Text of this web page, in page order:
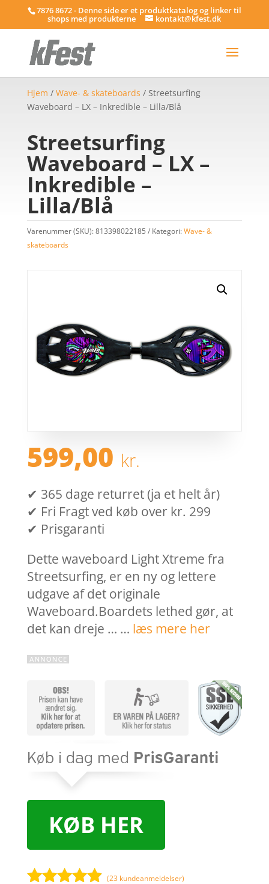
7876 8672 - Denne side er et produktkatalog og linker til
shops med produkterne kontakt@kfest.dk
Hjem / Wave- & skateboards / Streetsurfing
Waveboard – LX – Inkredible – Lilla/Blå
Streetsurfing
Waveboard – LX –
Inkredible –
Lilla/Blå
Varenummer (SKU):813398022185 Kategori:Wave- &
skateboards
599,00 kr.
✔ 365 dage returret (ja et helt år)
✔ Fri Fragt ved køb over kr. 299
✔ Prisgaranti
Dette waveboard Light Xtreme fra
Streetsurfing, er en ny og lettere
udgave af det originale
Waveboard.Boardets lethed gør, at
det kan dreje … … læs mere her
KØB HER
(23 kundeanmeldelser)